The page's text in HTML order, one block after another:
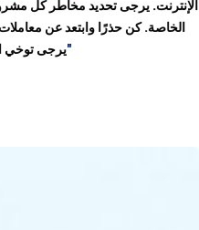
الإنترنت. يرجى تحديد مخاطر كل
الخاصة. كن حذرًا وابتعد عن
يرجى توخي"إخلاء مسؤولية هذا الموقع"